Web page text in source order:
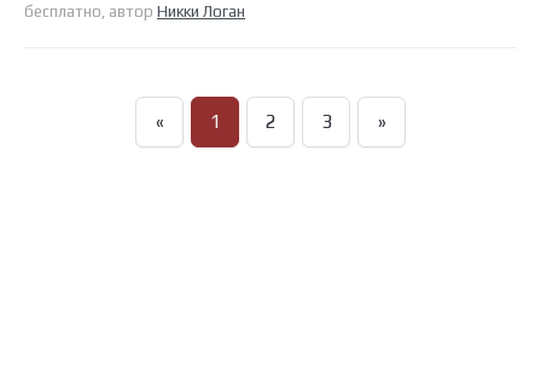
бесплатно, автор Никки Логан
« 1 2 3 »